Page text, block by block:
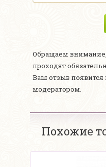
Обращаем внимание,
проходят
Ваш отзыв появится
модератором.
Похожие